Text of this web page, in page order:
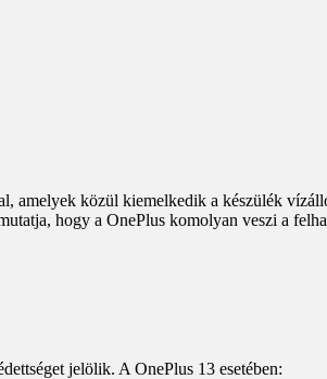
amelyek közül kiemelkedik a készülék
hogy a OnePlus komolyan veszi a
jelölik. A OnePlus 13 esetében: